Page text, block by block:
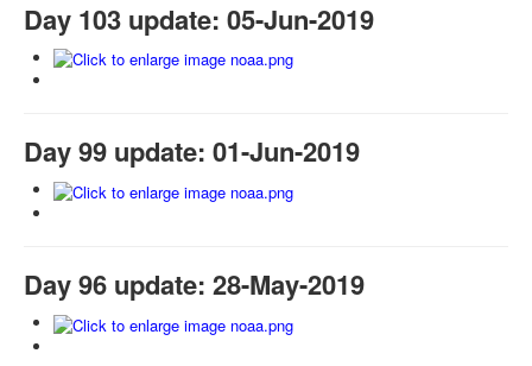
Day 103 update: 05-Jun-2019
Day 99 update: 01-Jun-2019
Day 96 update: 28-May-2019